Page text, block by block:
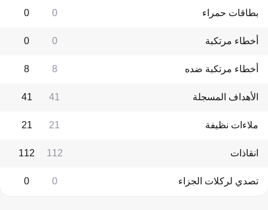
بطاقات حمراء 0
0
أخطاء مرتكبة 0
0
أخطاء مرتكبة ضده 8
8
الأهداف المسجلة 41
41
ملاءات نظيفة 21
21
انقاذات 112
112
تصدي لركلات الجزاء 0
0